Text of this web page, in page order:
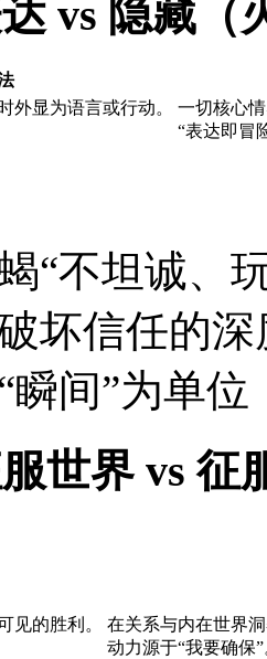
vs 隐藏（
外显为语言或行动。
一切核心
“表达即冒
“不坦诚、
坏信任的
瞬间”为单
世界 vs 征
见的胜利。
在关系与内在世界
动力源于“我要确保